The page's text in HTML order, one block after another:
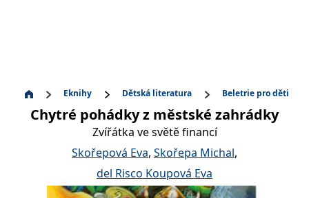
Eknihy Dětská literatura Beletrie pro děti
Chytré pohádky z městské zahrádky
Zvířátka ve světě financí
Skořepová Eva, Skořepa Michal,
del Risco Koupová Eva